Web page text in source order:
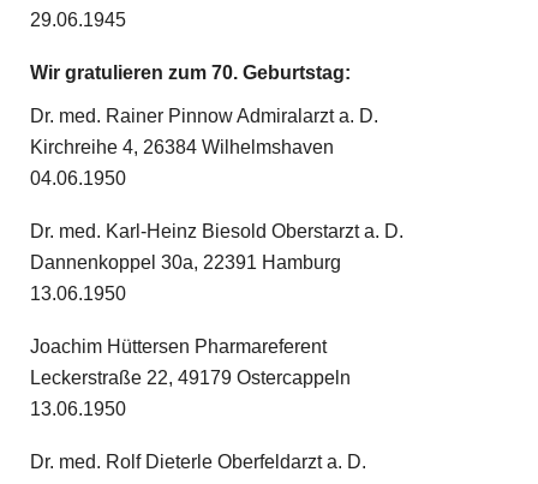
29.06.1945
Wir gratulieren zum 70. Geburtstag:
Dr. med. Rainer Pinnow Admiralarzt a. D.
Kirchreihe 4, 26384 Wilhelmshaven
04.06.1950
Dr. med. Karl-Heinz Biesold Oberstarzt a. D.
Dannenkoppel 30a, 22391 Hamburg
13.06.1950
Joachim Hüttersen Pharmareferent
Leckerstraße 22, 49179 Ostercappeln
13.06.1950
Dr. med. Rolf Dieterle Oberfeldarzt a. D.